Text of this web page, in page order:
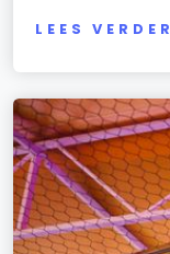
LEES VERDER